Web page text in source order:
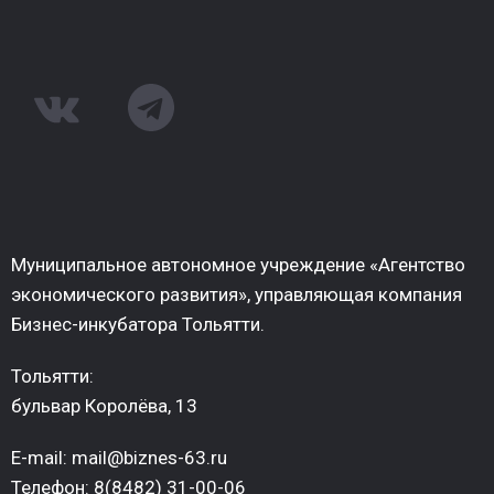
Муниципальное автономное учреждение «Агентство
экономического развития», управляющая компания
Бизнес-инкубатора Тольятти.
Тольятти:
бульвар Королёва, 13
E-mail: mail@biznes-63.ru
Телефон: 8(8482) 31-00-06